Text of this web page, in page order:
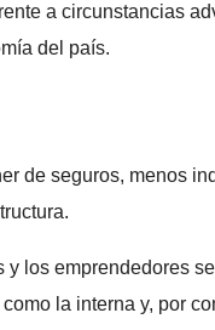
a circunstancias
del país.
de seguros, menos
los emprendedores
la interna y, por